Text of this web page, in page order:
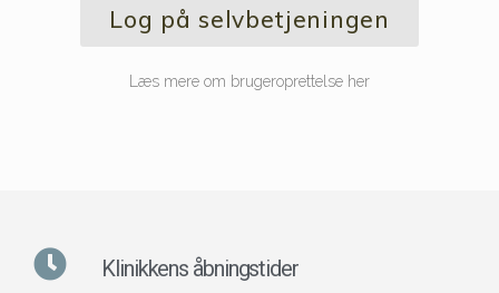
Log på selvbetjeningen
Læs mere om brugeroprettelse her
Klinikkens åbningstider